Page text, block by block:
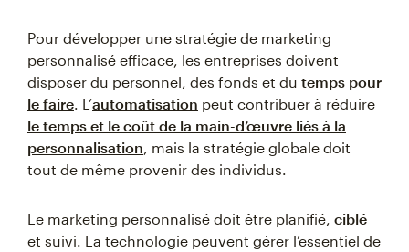
Pour développer une stratégie de marketing
personnalisé efficace, les entreprises doivent
disposer du personnel, des fonds et du temps pour
le faire . L’automatisation peut contribuer à réduire
le temps et le coût de la main-d’œuvre liés à la
personnalisation , mais la stratégie globale doit
tout de même provenir des individus.
Le marketing personnalisé doit être planifié, ciblé
et suivi. La technologie peuvent gérer l’essentiel de